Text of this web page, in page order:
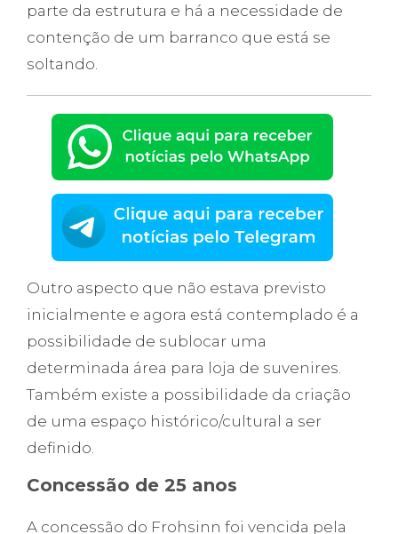
parte da estrutura e há a necessidade de
contenção de um barranco que está se
soltando.
Outro aspecto que não estava previsto
inicialmente e agora está contemplado é a
possibilidade de sublocar uma
determinada área para loja de suvenires.
Também existe a possibilidade da criação
de uma espaço histórico/cultural a ser
definido.
Concessão de 25 anos
A concessão do Frohsinn foi vencida pela